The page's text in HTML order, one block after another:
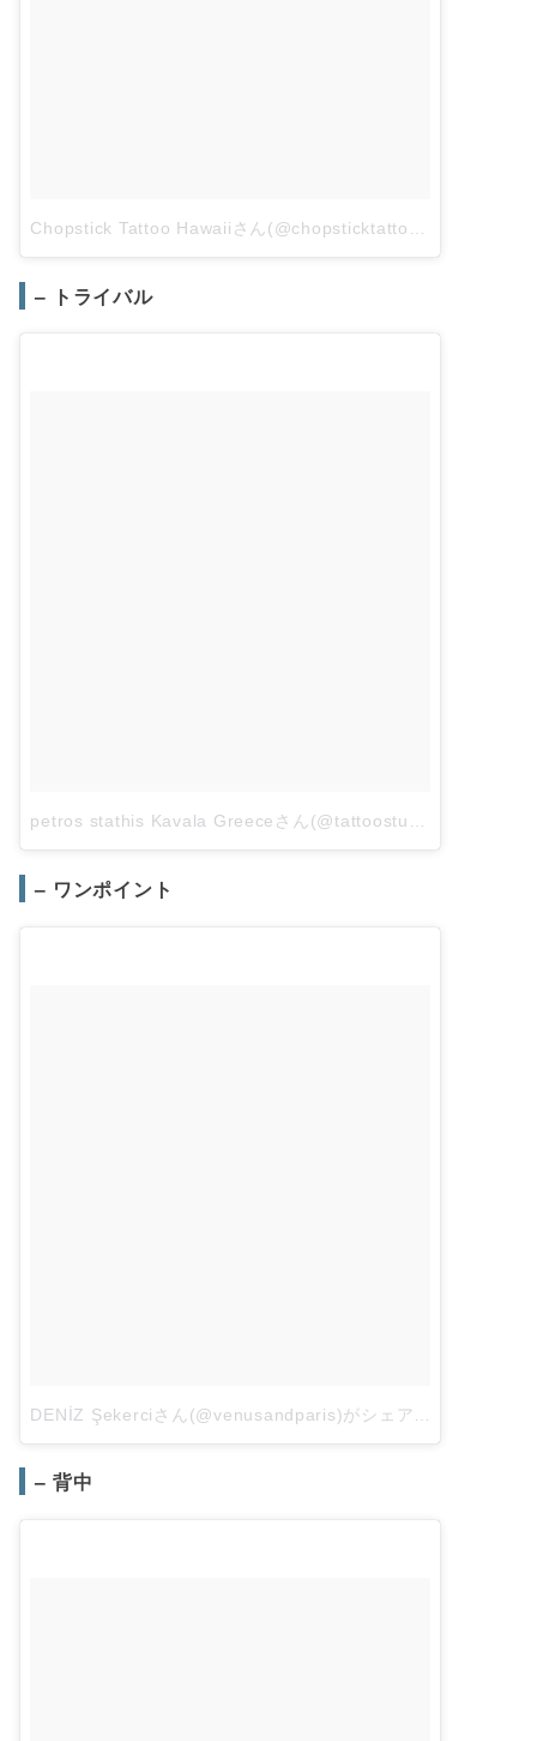
– トライバル
petros stathis Kavala Greeceさん(@tattoostudio.stixi)がシェアした投稿
– ワンポイント
– 背中